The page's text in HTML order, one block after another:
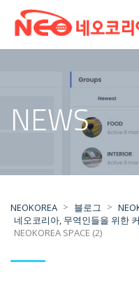
NEWS
NEOKOREA > 블로그 >
네오코리아, 무역인들을 위한
NEOKOREA SPACE (2)